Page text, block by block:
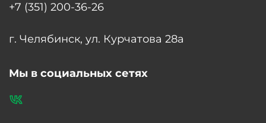
+7 (351) 200-36-26
г. Челябинск, ул. Курчатова 28а
Мы в социальных сетях